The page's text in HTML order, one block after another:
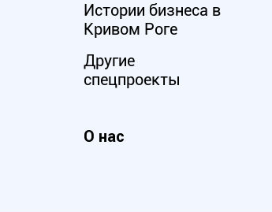
Истории бизнеса в
Кривом Роге
Другие
спецпроекты
О нас